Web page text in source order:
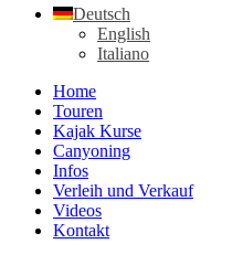
Deutsch
English
Italiano
Home
Touren
Kajak Kurse
Canyoning
Infos
Verleih und Verkauf
Videos
Kontakt